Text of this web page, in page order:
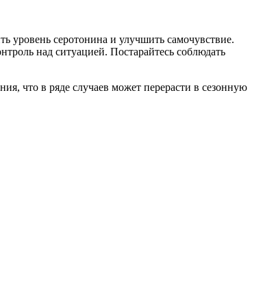
уровень серотонина и улучшить самочувствие.
над ситуацией. Постарайтесь соблюдать
что в ряде случаев может перерасти в сезонную